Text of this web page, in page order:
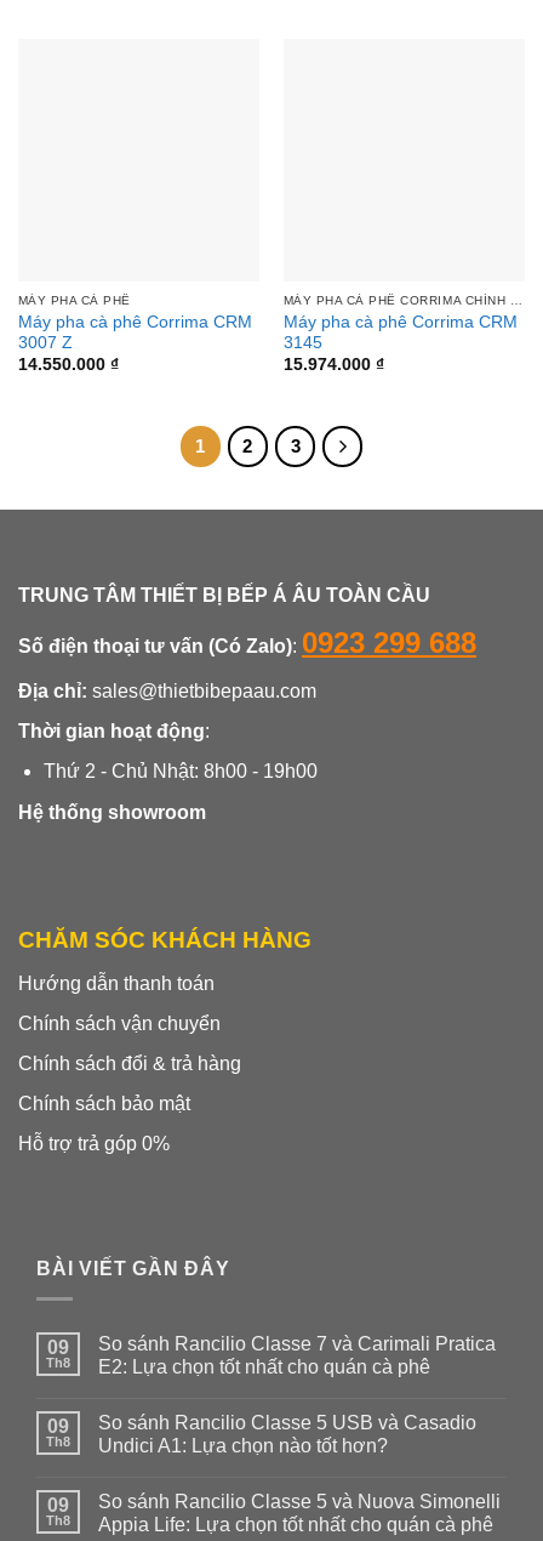
MÁY PHA CÀ PHÊ
Máy pha cà phê Corrima CRM
3007 Z
14.550.000 ₫
MÁY PHA CÀ PHÊ CORRIMA CHÍNH HÃNG | THIẾT BỊ BẾP Á ÂU TOÀN CẦU
Máy pha cà phê Corrima CRM
3145
15.974.000 ₫
1 2 3
TRUNG TÂM THIẾT BỊ BẾP Á ÂU TOÀN CẦU
Số điện thoại tư vấn (Có Zalo): 0923 299 688
Địa chỉ: sales@thietbibepaau.com
Thời gian hoạt động:
Thứ 2 - Chủ Nhật: 8h00 - 19h00
Hệ thống showroom
CHĂM SÓC KHÁCH HÀNG
Hướng dẫn thanh toán
Chính sách vận chuyển
Chính sách đổi & trả hàng
Chính sách bảo mật
Hỗ trợ trả góp 0%
BÀI VIẾT GẦN ĐÂY
09
Th8
So sánh Rancilio Classe 7 và Carimali Pratica
E2: Lựa chọn tốt nhất cho quán cà phê
bình
luận
ở
Rancilio
Classe
7
09
Th8
So sánh Rancilio Classe 5 USB và Casadio
Undici A1: Lựa chọn nào tốt hơn?
bình
luận
ở
09
Th8
So sánh Rancilio Classe 5 và Nuova Simonelli
Appia Life: Lựa chọn tốt nhất cho quán cà phê